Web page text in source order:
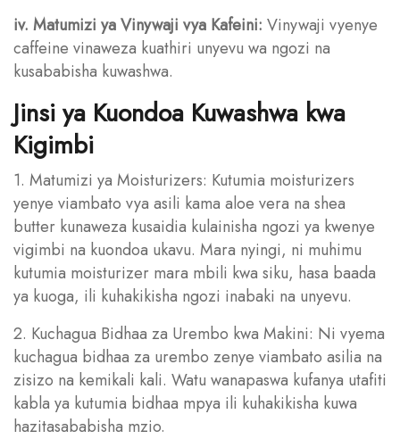
iv. Matumizi ya Vinywaji vya Kafeini: Vinywaji vyenye
caffeine vinaweza kuathiri unyevu wa ngozi na
kusababisha kuwashwa.
Jinsi ya Kuondoa Kuwashwa kwa
Kigimbi
1. Matumizi ya Moisturizers: Kutumia moisturizers
yenye viambato vya asili kama aloe vera na shea
butter kunaweza kusaidia kulainisha ngozi ya kwenye
vigimbi na kuondoa ukavu. Mara nyingi, ni muhimu
kutumia moisturizer mara mbili kwa siku, hasa baada
ya kuoga, ili kuhakikisha ngozi inabaki na unyevu.
2. Kuchagua Bidhaa za Urembo kwa Makini: Ni vyema
kuchagua bidhaa za urembo zenye viambato asilia na
zisizo na kemikali kali. Watu wanapaswa kufanya utafiti
kabla ya kutumia bidhaa mpya ili kuhakikisha kuwa
hazitasababisha mzio.